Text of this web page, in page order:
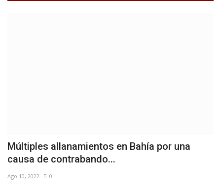
Múltiples allanamientos en Bahía por una
causa de contrabando...
Ago 10, 2022 0